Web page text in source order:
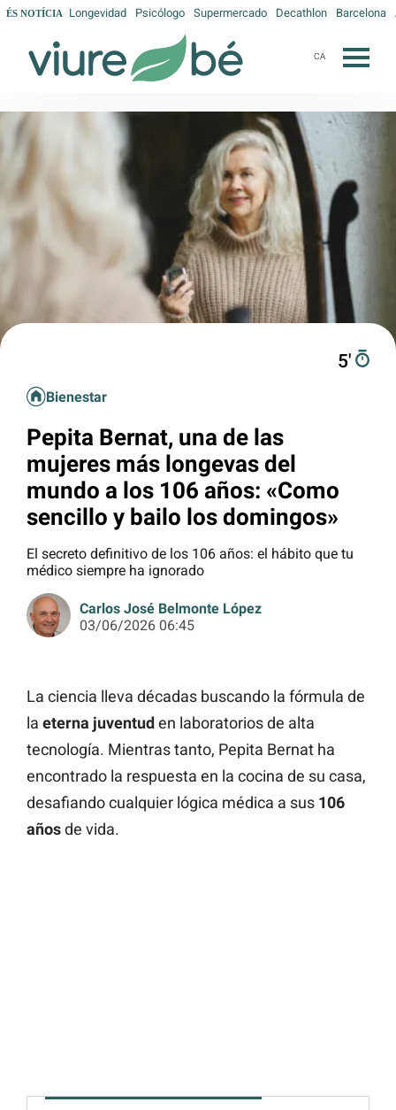
ÉS NOTÍCIA Longevidad Psicólogo Supermercado Decathlon Barcelona
CA
5′
Bienestar
Pepita Bernat, una de las
mujeres más longevas del
mundo a los 106 años: «Como
sencillo y bailo los domingos»
El secreto definitivo de los 106 años: el hábito que tu
médico siempre ha ignorado
Carlos José Belmonte López
03/06/2026 06:45
La ciencia lleva décadas buscando la fórmula de
la eterna juventud en laboratorios de alta
tecnología. Mientras tanto, Pepita Bernat ha
encontrado la respuesta en la cocina de su casa,
desafiando cualquier lógica médica a sus 106
añosde vida.